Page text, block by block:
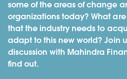
some of the areas of change
organizations today? What
that the industry needs to
adapt to this new world? Join
discussion with Mahindra
find out.